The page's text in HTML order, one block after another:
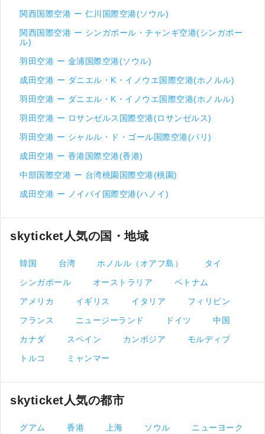
関西国際空港 ー 仁川国際空港(ソウル)
関西国際空港 ー シンガポール・チャンギ空港(シンガポー
ル)
羽田空港 ー 金浦国際空港(ソウル)
成田空港 ー ダニエル・K・イノウエ国際空港(ホノルル)
羽田空港 ー ダニエル・K・イノウエ国際空港(ホノルル)
羽田空港 ー ロサンゼルス国際空港(ロサンゼルス)
羽田空港 ー シャルル・ド・ゴール国際空港(パリ)
成田空港 ー 香港国際空港(香港)
中部国際空港 ー 台湾桃園国際空港(桃園)
成田空港 ー ノイバイ国際空港(ハノイ)
skyticket人気の国・地域
韓国 台湾 ホノルル（オアフ島）
タイ
シンガポール
オーストラリア
ベトナム
アメリカ
イギリス イタリア
フィリピン
フランス
ニュージーランド ドイツ
中国
カナダ
スペイン カンボジア
モルディブ
トルコ
ミャンマー
skyticket人気の都市
グアム 香港 上海 ソウル
ニューヨーク